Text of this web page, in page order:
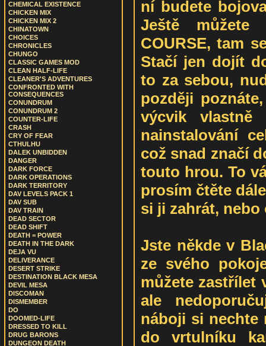
CHEMICAL EXISTENCE
CHICKEN MIX
CHICKEN MIX 2
CHINATOWN
CHOICES
CHRONICLES
CHUNGO
CLASSIC GAMES MOD
CLEAN HALF-LIFE
CLEANER'S ADVENTURES
CONFRONTED WITH
CONSEQUENCES
CONUNDRUM
CONUNDRUM 2
COUNTER-LIFE
CRASH
CRY OF FEAR
CTHULHU
DALEK UNBIDDEN
DANGER
DARK FORCE
DARK OPERATIONS
DARK TERRITORY
DAV LEVELS PACK 1
DAV SUB
DAV TRAIN
DEAD SECTOR
DEAD SHIFT
DEATH = POWER
DEATH IN THE DARK
DEJA VU
DELIVERANCE
DESERT STRIKE
DESTINATION BLACK MESA
DEVIL MESA
DISCOMAN
DISMEMBER
DO
DOOMED-LIFE
DRESSED TO KILL
DRUG BARONS
DUNGEON DEATH
ní budete
Ještě můžete
COURSE, tam
Stačí jen dojít
to za sebou,
později
výcvik
nainstalování
což snad značí
touto hrou. To
prosím čtěte
si ji zahrát,
Jste někde v
ze svého
můžete zastřílet
ale
náboji si nechte
do vrtulníku